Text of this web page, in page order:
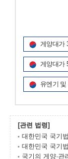
게양대가
게양대가
유엔기
[관련 법령]
대한민국 국기
대한민국 국기
국기의 게양·